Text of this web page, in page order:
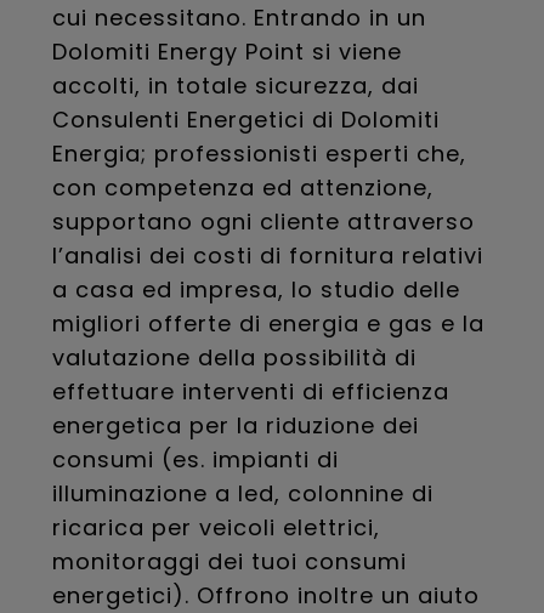
cui necessitano. Entrando in un
Dolomiti Energy Point si viene
accolti, in totale sicurezza, dai
Consulenti Energetici di Dolomiti
Energia; professionisti esperti che,
con competenza ed attenzione,
supportano ogni cliente attraverso
l’analisi dei costi di fornitura relativi
a casa ed impresa, lo studio delle
migliori offerte di energia e gas e la
valutazione della possibilità di
effettuare interventi di efficienza
energetica per la riduzione dei
consumi (es. impianti di
illuminazione a led, colonnine di
ricarica per veicoli elettrici,
monitoraggi dei tuoi consumi
energetici). Offrono inoltre un aiuto